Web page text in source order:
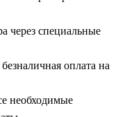
через специальные
оплата на
необходимые